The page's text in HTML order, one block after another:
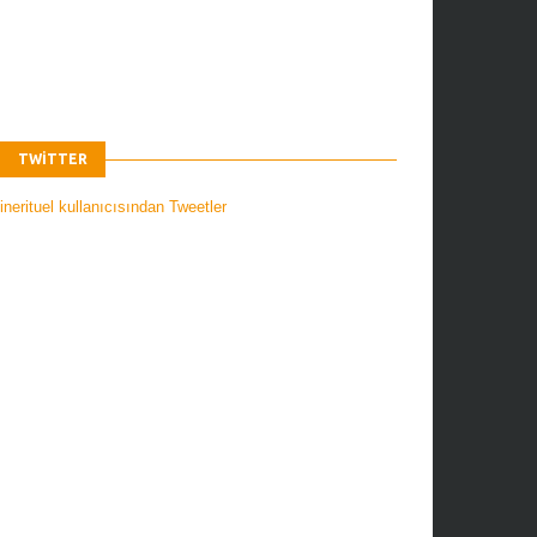
TWITTER
kullanıcısından Tweetler